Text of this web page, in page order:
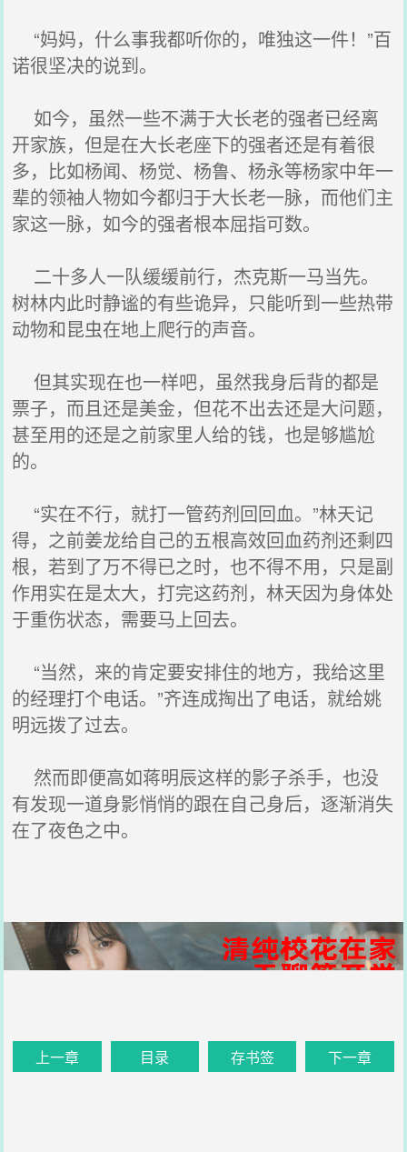
“妈妈，什么事我都听你的，唯独这一件！”百
诺很坚决的说到。
如今，虽然一些不满于大长老的强者已经离
开家族，但是在大长老座下的强者还是有着很
多，比如杨闻、杨觉、杨鲁、杨永等杨家中年一
辈的领袖人物如今都归于大长老一脉，而他们主
家这一脉，如今的强者根本屈指可数。
二十多人一队缓缓前行，杰克斯一马当先。
树林内此时静谧的有些诡异，只能听到一些热带
动物和昆虫在地上爬行的声音。
但其实现在也一样吧，虽然我身后背的都是
票子，而且还是美金，但花不出去还是大问题，
甚至用的还是之前家里人给的钱，也是够尴尬
的。
“实在不行，就打一管药剂回回血。”林天记
得，之前姜龙给自己的五根高效回血药剂还剩四
根，若到了万不得已之时，也不得不用，只是副
作用实在是太大，打完这药剂，林天因为身体处
于重伤状态，需要马上回去。
“当然，来的肯定要安排住的地方，我给这里
的经理打个电话。”齐连成掏出了电话，就给姚
明远拨了过去。
然而即便高如蒋明辰这样的影子杀手，也没
有发现一道身影悄悄的跟在自己身后，逐渐消失
在了夜色之中。
上一章 目录 存书签 下一章